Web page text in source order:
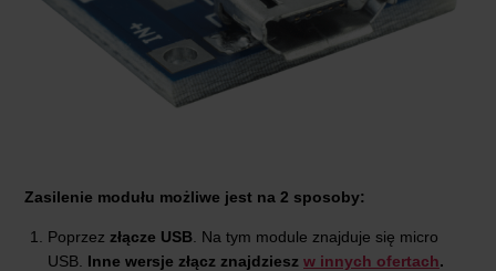
Zasilenie modułu możliwe jest na 2 sposoby:
Poprzez złącze USB . Na tym module znajduje się micro
USB. Inne wersje złącz znajdziesz w innych ofertach.